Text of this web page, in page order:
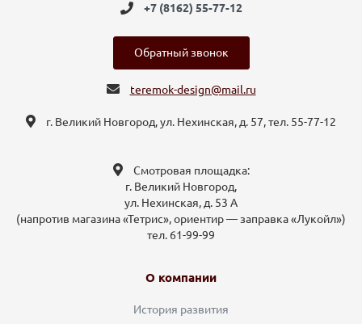
+7 (8162) 55-77-12
Обратный звонок
teremok-design@mail.ru
г. Великий Новгород, ул. Нехинская, д. 57, тел. 55-77-12
Смотровая площадка:
г. Великий Новгород,
ул. Нехинская, д. 53 А
(напротив магазина «Тетрис», ориентир — заправка «Лукойл»)
тел. 61-99-99
О компании
История развития